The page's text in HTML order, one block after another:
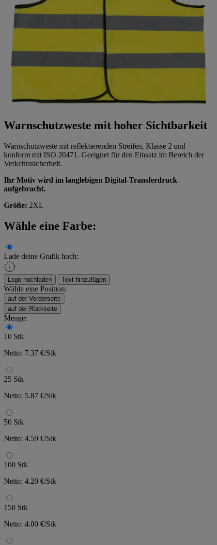
Warnschutzweste mit hoher Sichtbarkeit
Warnschutzweste mit reflektierenden Streifen, Klasse 2 und
konform mit ISO 20471. Geeignet für den Einsatz im Bereich der
Verkehrssicherheit.
Ihr Motiv wird im langlebigen Digital-Transferdruck
aufgebracht.
Größe: 2XL
Wähle eine Farbe:
Lade deine Grafik hoch:
Logo hochladen Text hinzufügen
Wähle eine Position:
auf der Vorderseite
auf der Rückseite
Menge:
10 Stk
Netto: 7.37 €/Stk
25 Stk
Netto: 5.87 €/Stk
50 Stk
Netto: 4.59 €/Stk
100 Stk
Netto: 4.20 €/Stk
150 Stk
Netto: 4.00 €/Stk